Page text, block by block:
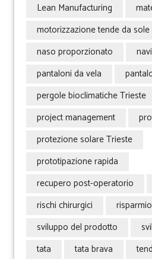
Lean Manufacturing
motorizzazione tende da sole
naso proporzionato
pantaloni da vela
pergole bioclimatiche Trieste
project management
protezione solare Trieste
prototipazione rapida
recupero post-operatorio
rischi chirurgici
sviluppo del prodotto
tata
tata brava